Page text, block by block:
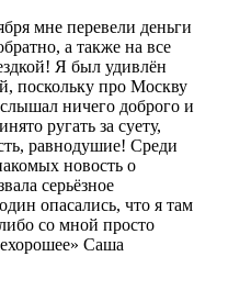
мне перевели деньги
а также на все
Я был удивлён
поскольку про Москву
ничего доброго и
ругать за суету,
равнодушие! Среди
новость о
серьёзное
опасались, что я там
со мной просто
Саша